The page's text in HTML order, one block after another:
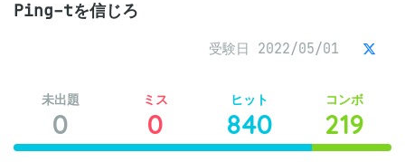
Ping-tを信じろ
受験日 2022/05/01
未出題
0
ミス
0
ヒット
840
コンボ
219